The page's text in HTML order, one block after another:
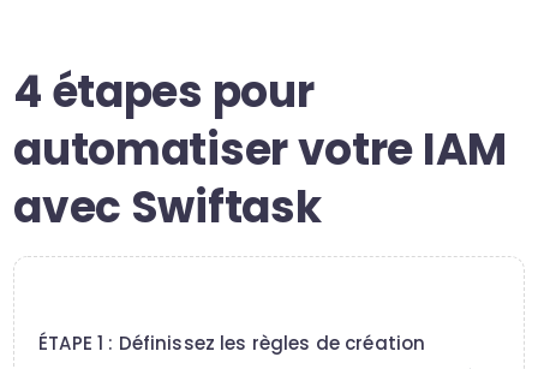
4 étapes pour
automatiser votre IAM
avec Swiftask
ÉTAPE 1 : Définissez les règles de création